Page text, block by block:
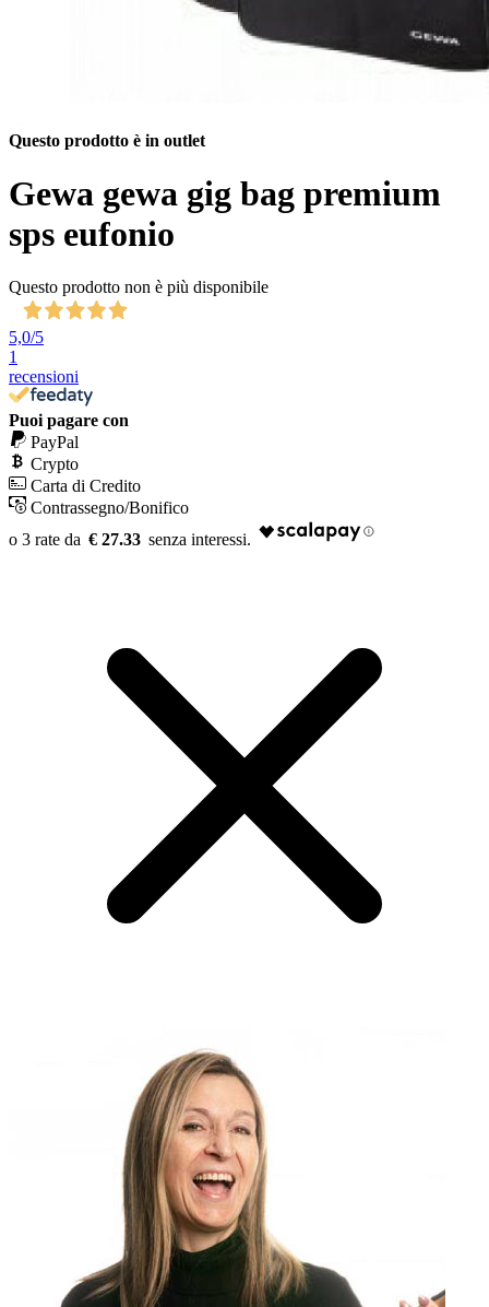
Questo prodotto è in outlet
Gewa gewa gig bag premium
sps eufonio
Questo prodotto non è più disponibile
5,0/5
1
recensioni
Puoi pagare con
PayPal
Crypto
Carta di Credito
Contrassegno/Bonifico
€ 27.33